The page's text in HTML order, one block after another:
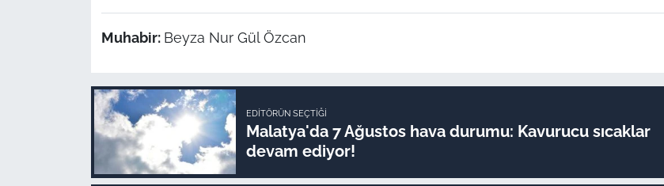
Muhabir: Beyza Nur Gül Özcan
EDITÖRÜN SEÇTIĞI
Malatya'da 7 Ağustos hava durumu: Kavurucu sıcaklar
devam ediyor!